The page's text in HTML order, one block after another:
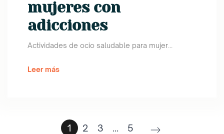
mujeres con
adicciones
Actividades de ocio saludable para mujer...
Leer más
1 2 3 … 5